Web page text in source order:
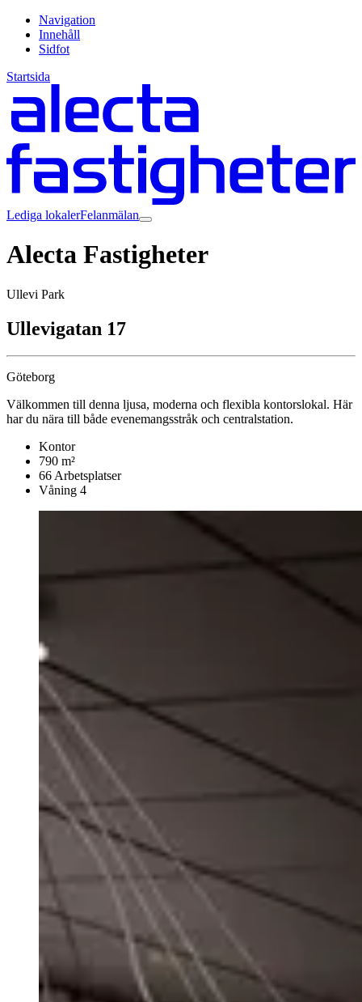
Navigation
Innehåll
Sidfot
Startsida
Lediga lokalerFelanmälan
Alecta Fastigheter
Ullevi Park
Ullevigatan 17
Göteborg
Välkommen till denna ljusa, moderna och flexibla kontorslokal. Här
har du nära till både evenemangsstråk och centralstation.
Kontor
790 m²
66 Arbetsplatser
Våning 4